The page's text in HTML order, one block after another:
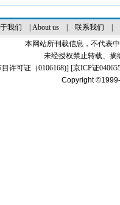
我们 About us| 联系我们
本网站所刊载信息，不代表
未经授权禁止转载、摘
许可证（0106168)] [京ICP证
Copyright